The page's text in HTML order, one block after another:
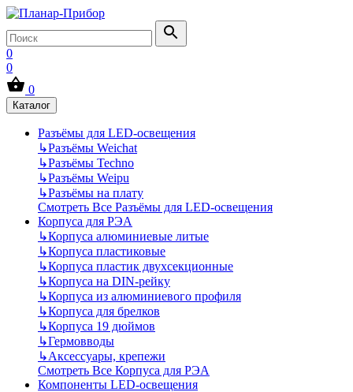
0
0
0
Каталог
Разъёмы для LED-освещения
↳Разъёмы Weichat
↳Разъёмы Techno
↳Разъёмы Weipu
↳Разъёмы на плату
Смотреть Все Разъёмы для LED-освещения
Корпуса для РЭА
↳Корпуса алюминиевые литые
↳Корпуса пластиковые
↳Корпуса пластик двухсекционные
↳Корпуса на DIN-рейку
↳Корпуса из алюминиевого профиля
↳Корпуса для брелков
↳Корпуса 19 дюймов
↳Гермовводы
↳Аксессуары, крепежи
Смотреть Все Корпуса для РЭА
Компоненты LED-освещения